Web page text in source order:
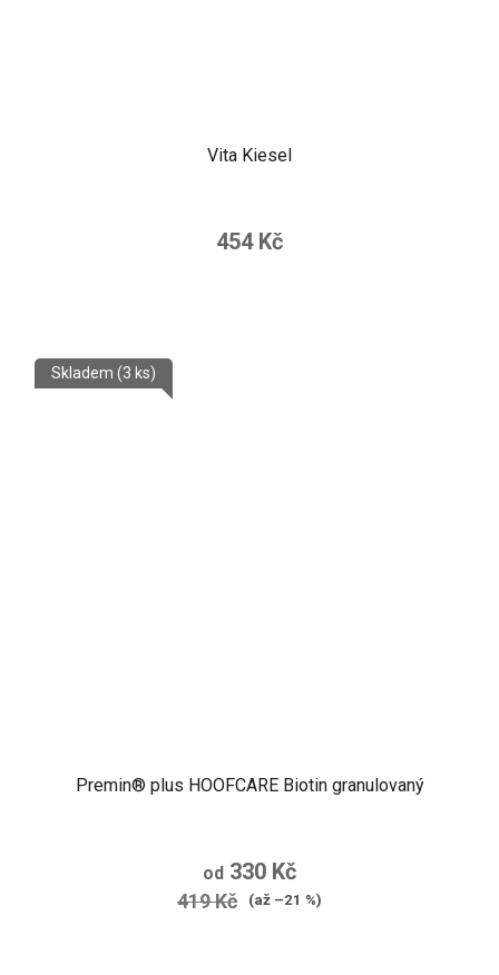
Vita Kiesel
454 Kč
Premin® plus HOOFCARE Biotin granulovaný
Skladem (3 ks)
od 330 Kč
419 Kč (až –21 %)